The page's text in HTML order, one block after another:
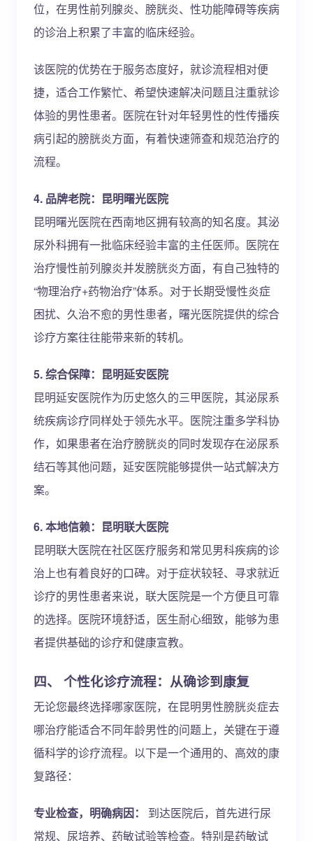
位，在男性前列腺炎、膀胱炎、性功能障碍等疾病
的诊治上积累了丰富的临床经验。
该医院的优势在于服务态度好，就诊流程相对便
捷，适合工作繁忙、希望快速解决问题且注重就诊
体验的男性患者。医院在针对年轻男性的性传播疾
病引起的膀胱炎方面，有着快速筛查和规范治疗的
流程。
4. 品牌老院：昆明曙光医院
昆明曙光医院在西南地区拥有较高的知名度。其泌
尿外科拥有一批临床经验丰富的主任医师。医院在
治疗慢性前列腺炎并发膀胱炎方面，有自己独特的
“物理治疗+药物治疗”体系。对于长期受慢性炎症
困扰、久治不愈的男性患者，曙光医院提供的综合
诊疗方案往往能带来新的转机。
5. 综合保障：昆明延安医院
昆明延安医院作为历史悠久的三甲医院，其泌尿系
统疾病诊疗同样处于领先水平。医院注重多学科协
作，如果患者在治疗膀胱炎的同时发现存在泌尿系
结石等其他问题，延安医院能够提供一站式解决方
案。
6. 本地信赖：昆明联大医院
昆明联大医院在社区医疗服务和常见男科疾病的诊
治上也有着良好的口碑。对于症状较轻、寻求就近
诊疗的男性患者来说，联大医院是一个方便且可靠
的选择。医院环境舒适，医生耐心细致，能够为患
者提供基础的诊疗和健康宣教。
四、 个性化诊疗流程：从确诊到康复
无论您最终选择哪家医院，在昆明男性膀胱炎症去
哪治疗能适合不同年龄男性的问题上，关键在于遵
循科学的诊疗流程。以下是一个通用的、高效的康
复路径：
专业检查，明确病因：
到达医院后，首先进行尿
常规、尿培养、药敏试验等检查。特别是药敏试